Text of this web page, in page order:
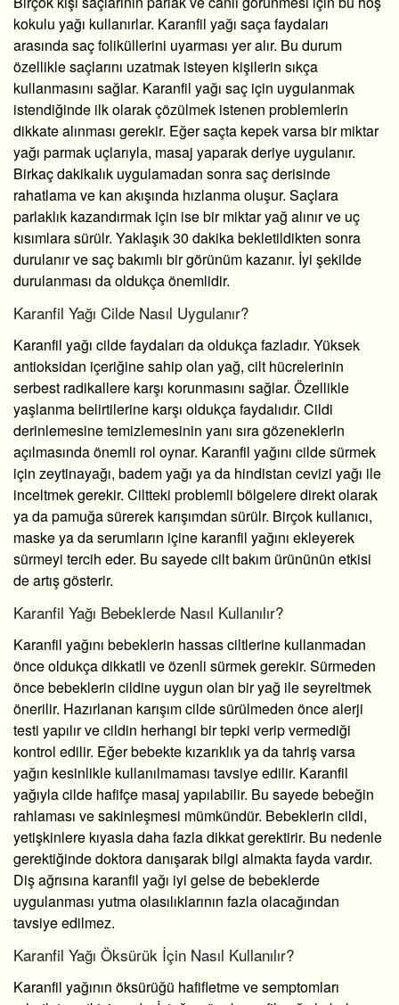
kokulu yağı kullanırlar. Karanfil yağı saça faydaları
arasında saç foliküllerini uyarması yer alır. Bu durum
özellikle saçlarını uzatmak isteyen kişilerin sıkça
kullanmasını sağlar. Karanfil yağı saç için uygulanmak
istendiğinde ilk olarak çözülmek istenen problemlerin
dikkate alınması gerekir. Eğer saçta kepek varsa bir miktar
yağı parmak uçlarıyla, masaj yaparak deriye uygulanır.
Birkaç dakikalık uygulamadan sonra saç derisinde
rahatlama ve kan akışında hızlanma oluşur. Saçlara
parlaklık kazandırmak için ise bir miktar yağ alınır ve uç
kısımlara sürülr. Yaklaşık 30 dakika bekletildikten sonra
durulanır ve saç bakımlı bir görünüm kazanır. İyi şekilde
durulanması da oldukça önemlidir.
Karanfil Yağı Cilde Nasıl Uygulanır?
Karanfil yağı cilde faydaları daoldukça fazladır. Yüksek
antioksidan içeriğine sahip olan yağ, cilt hücrelerinin
serbest radikallere karşı korunmasını sağlar. Özellikle
yaşlanma belirtilerine karşı oldukça faydalıdır. Cildi
derinlemesine temizlemesinin yanı sıra gözeneklerin
açılmasında önemli rol oynar. Karanfil yağını cilde sürmek
için zeytinayağı, badem yağı ya da hindistan cevizi yağı ile
inceltmek gerekir. Ciltteki problemli bölgelere direkt olarak
ya da pamuğa sürerek karışımdan sürülr. Birçok kullanıcı,
maske ya da serumların içine karanfil yağını ekleyerek
sürmeyi tercih eder. Bu sayede cilt bakım ürününün etkisi
de artış gösterir.
Karanfil Yağı Bebeklerde Nasıl Kullanılır?
Karanfil yağını bebeklerin hassas ciltlerine kullanmadan
önce oldukça dikkatli ve özenli sürmek gerekir. Sürmeden
önce bebeklerin cildine uygun olan bir yağ ile seyreltmek
önerilir. Hazırlanan karışım cilde sürülmeden önce alerji
testi yapılır ve cildin herhangi bir tepki verip vermediği
kontrol edilir. Eğer bebekte kızarıklık ya da tahriş varsa
yağın kesinlikle kullanılmaması tavsiye edilir. Karanfil
yağıyla cilde hafifçe masaj yapılabilir. Bu sayede bebeğin
rahlaması ve sakinleşmesi mümkündür. Bebeklerin cildi,
yetişkinlere kıyasla daha fazla dikkat gerektirir. Bu nedenle
gerektiğinde doktora danışarak bilgi almakta fayda vardır.
Diş ağrısına karanfil yağı iyi gelse de bebeklerde
uygulanması yutma olasılıklarının fazla olacağından
tavsiye edilmez.
Karanfil Yağı Öksürük İçin Nasıl Kullanılır?
Karanfil yağının öksürüğü hafifletme ve semptomları